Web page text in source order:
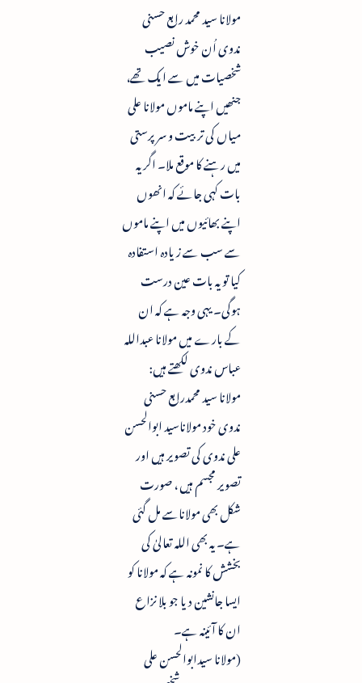
مولانا سید محمد رابع حسنی
ندوی اُن خوش نصیب
شخصیات میں سے ایک تھے،
جنھیں اپنے ماموں مولانا علی
میاں کی تربیت و سرپرستی
میں رہنے کا موقع ملا۔ اگر یہ
بات کہی جائے کہ انھوں
اپنے بھائیوں میں اپنے ماموں
سے سب سے زیادہ استفادہ
کیا تو یہ بات عین درست
ہوگی۔ یہی وجہ ہے کہ ان
کے بارے میں مولانا عبداللہ
عباس ندوی لکھتے ہیں:
مولانا سید محمدرابع حسنی
ندوی خود مولاناسید ابوالحسن
علی ندوی کی تصویر ہیں اور
تصویر مجسم ہیں ، صورت
شکل بھی مولاناسے مل گئی
ہے۔ یہ بھی اللہ تعالیٰ کی
بخشش کا نمونہ ہے کہ مولانا کو
ایسا جانشین دیا جو بلا نزاع
ان کا آئینہ ہے۔
(مولانا سیدابوالحسن علی